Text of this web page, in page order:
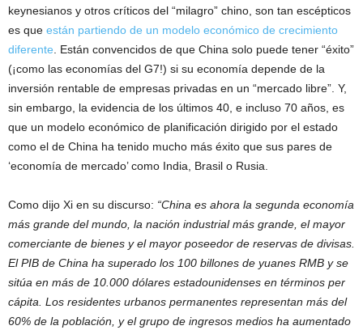
keynesianos y otros críticos del “milagro” chino, son tan escépticos
es que están partiendo de un modelo económico de crecimiento
diferente . Están convencidos de que China solo puede tener “éxito”
(¡como las economías del G7!) si su economía depende de la
inversión rentable de empresas privadas en un “mercado libre”. Y,
sin embargo, la evidencia de los últimos 40, e incluso 70 años, es
que un modelo económico de planificación dirigido por el estado
como el de China ha tenido mucho más éxito que sus pares de
‘economía de mercado’ como India, Brasil o Rusia.
Como dijo Xi en su discurso: “China es ahora la segunda economía
más grande del mundo, la nación industrial más grande, el mayor
comerciante de bienes y el mayor poseedor de reservas de divisas.
El PIB de China ha superado los 100 billones de yuanes RMB y se
sitúa en más de 10.000 dólares estadounidenses en términos per
cápita. Los residentes urbanos permanentes representan más del
60% de la población, y el grupo de ingresos medios ha aumentado